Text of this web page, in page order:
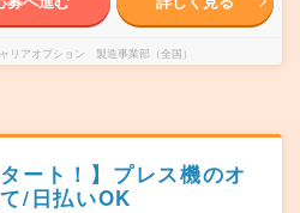
リアオプション 製造事業部（全国）
ート！】プレス機のオ
/日払いOK